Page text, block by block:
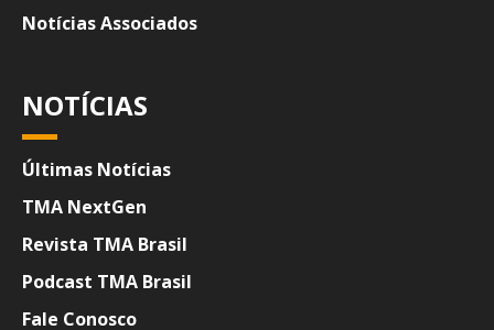
Notícias Associados
NOTÍCIAS
Últimas Notícias
TMA NextGen
Revista TMA Brasil
Podcast TMA Brasil
Fale Conosco